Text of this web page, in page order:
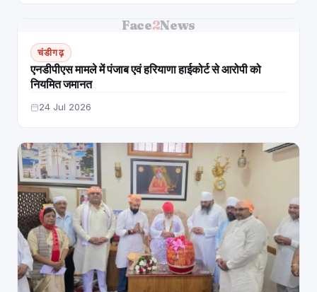
Face2News
चंडीगढ़
एनडीपीएस मामले में पंजाब एवं हरियाणा हाईकोर्ट से आरोपी को
नियमित जमानत
24 Jul 2026